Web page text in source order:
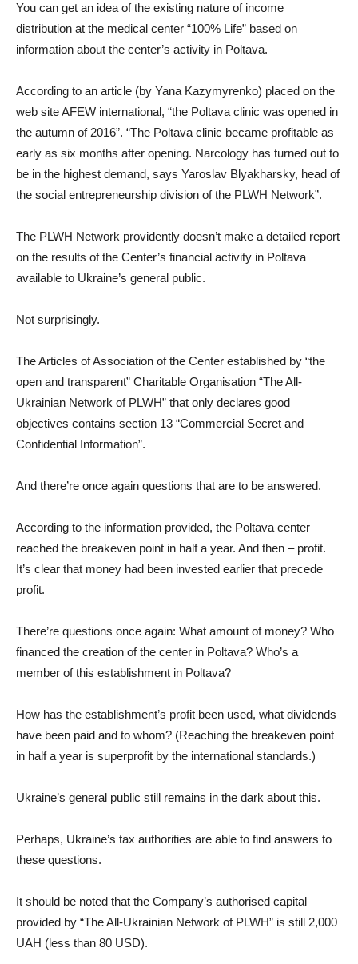
You can get an idea of the existing nature of income
distribution at the medical center “100% Life” based on
information about the center’s activity in Poltava.
According to an article (by Yana Kazymyrenko) placed on the
web site AFEW international, “the Poltava clinic was opened in
the autumn of 2016”. “The Poltava clinic became profitable as
early as six months after opening. Narcology has turned out to
be in the highest demand, says Yaroslav Blyakharsky, head of
the social entrepreneurship division of the PLWH Network”.
The PLWH Network providently doesn’t make a detailed report
on the results of the Center’s financial activity in Poltava
available to Ukraine’s general public.
Not surprisingly.
The Articles of Association of the Center established by “the
open and transparent” Charitable Organisation “The All-
Ukrainian Network of PLWH” that only declares good
objectives contains section 13 “Commercial Secret and
Confidential Information”.
And there’re once again questions that are to be answered.
According to the information provided, the Poltava center
reached the breakeven point in half a year. And then – profit.
It’s clear that money had been invested earlier that precede
profit.
There’re questions once again: What amount of money? Who
financed the creation of the center in Poltava? Who’s a
member of this establishment in Poltava?
How has the establishment’s profit been used, what dividends
have been paid and to whom? (Reaching the breakeven point
in half a year is superprofit by the international standards.)
Ukraine’s general public still remains in the dark about this.
Perhaps, Ukraine’s tax authorities are able to find answers to
these questions.
It should be noted that the Company’s authorised capital
provided by “The All-Ukrainian Network of PLWH” is still 2,000
UAH (less than 80 USD).